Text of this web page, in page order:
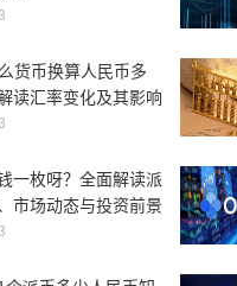
货币换算人民币多
读汇率变化及其影响
一枚呀？全面解读派
市场动态与投资前景